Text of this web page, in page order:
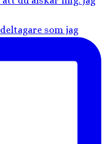
som jag